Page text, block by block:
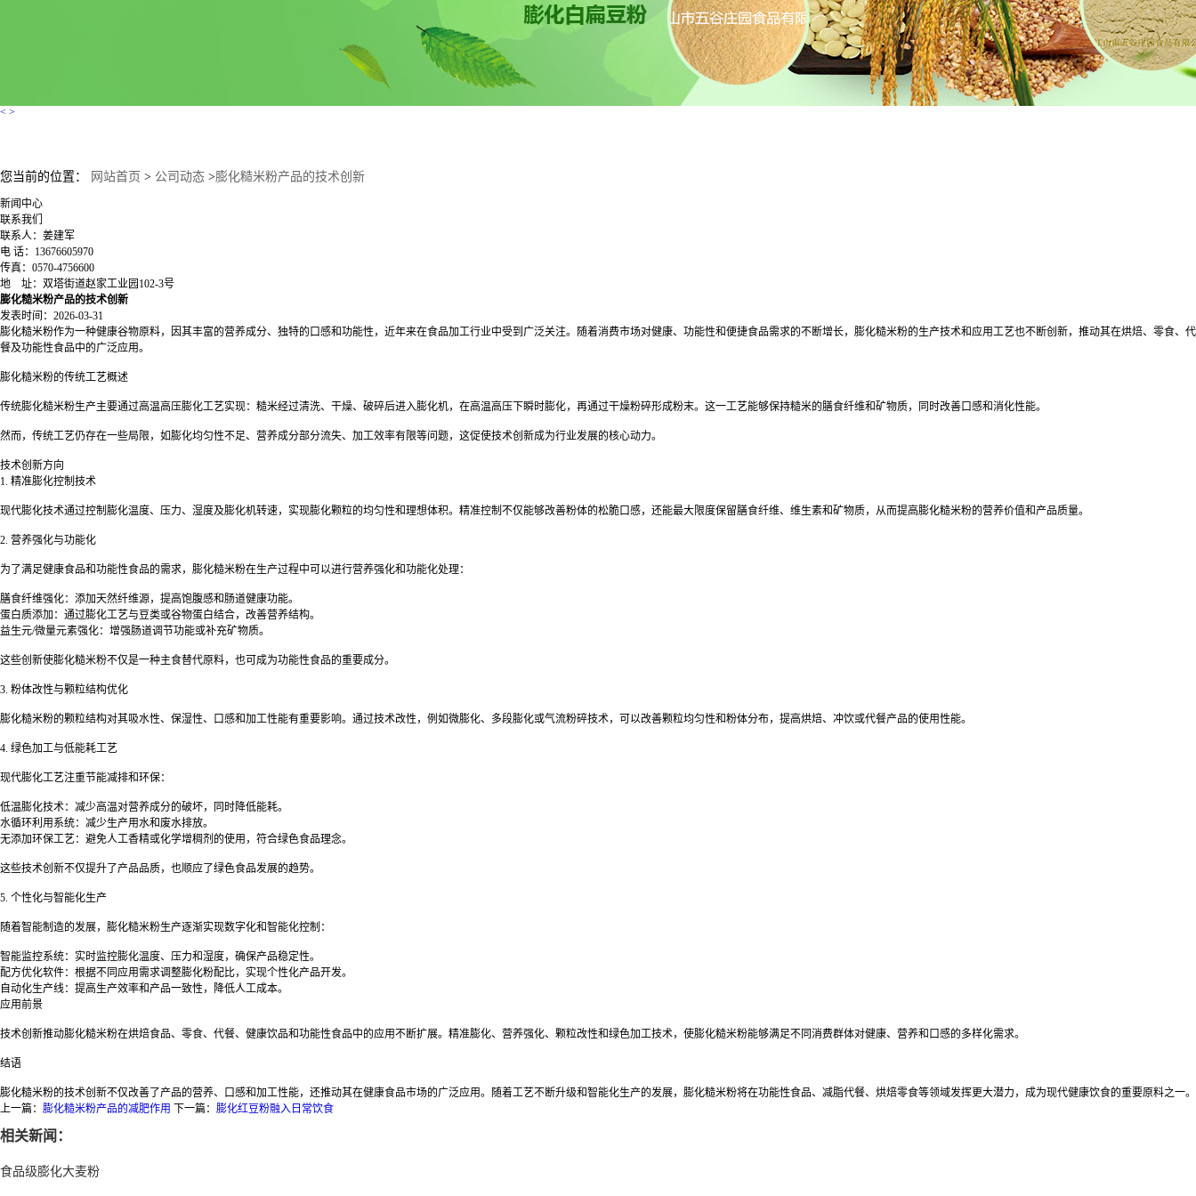
< >
您当前的位置： 网站首页 > 公司动态 >膨化糙米粉产品的技术创新
新闻中心
联系我们
联系人：姜建军
电 话：13676605970
传真：0570-4756600
地 址：双塔街道赵家工业园102-3号
膨化糙米粉产品的技术创新
发表时间：2026-03-31
膨化糙米粉作为一种健康谷物原料，因其丰富的营养成分、独特的口感和功能性，近年来在食品加工行业中受到广泛关注。随着消费市场对健康、功能性和便捷食品需求的不断增长，膨化糙米粉的生产技术和应用工艺也不断创新，推动其在烘焙、零食、代
餐及功能性食品中的广泛应用。
膨化糙米粉的传统工艺概述
传统膨化糙米粉生产主要通过高温高压膨化工艺实现：糙米经过清洗、干燥、破碎后进入膨化机，在高温高压下瞬时膨化，再通过干燥粉碎形成粉末。这一工艺能够保持糙米的膳食纤维和矿物质，同时改善口感和消化性能。
然而，传统工艺仍存在一些局限，如膨化均匀性不足、营养成分部分流失、加工效率有限等问题，这促使技术创新成为行业发展的核心动力。
技术创新方向
1. 精准膨化控制技术
现代膨化技术通过控制膨化温度、压力、湿度及膨化机转速，实现膨化颗粒的均匀性和理想体积。精准控制不仅能够改善粉体的松脆口感，还能最大限度保留膳食纤维、维生素和矿物质，从而提高膨化糙米粉的营养价值和产品质量。
2. 营养强化与功能化
为了满足健康食品和功能性食品的需求，膨化糙米粉在生产过程中可以进行营养强化和功能化处理：
膳食纤维强化：添加天然纤维源，提高饱腹感和肠道健康功能。
蛋白质添加：通过膨化工艺与豆类或谷物蛋白结合，改善营养结构。
益生元/微量元素强化：增强肠道调节功能或补充矿物质。
这些创新使膨化糙米粉不仅是一种主食替代原料，也可成为功能性食品的重要成分。
3. 粉体改性与颗粒结构优化
膨化糙米粉的颗粒结构对其吸水性、保湿性、口感和加工性能有重要影响。通过技术改性，例如微膨化、多段膨化或气流粉碎技术，可以改善颗粒均匀性和粉体分布，提高烘焙、冲饮或代餐产品的使用性能。
4. 绿色加工与低能耗工艺
现代膨化工艺注重节能减排和环保：
低温膨化技术：减少高温对营养成分的破坏，同时降低能耗。
水循环利用系统：减少生产用水和废水排放。
无添加环保工艺：避免人工香精或化学增稠剂的使用，符合绿色食品理念。
这些技术创新不仅提升了产品品质，也顺应了绿色食品发展的趋势。
5. 个性化与智能化生产
随着智能制造的发展，膨化糙米粉生产逐渐实现数字化和智能化控制：
智能监控系统：实时监控膨化温度、压力和湿度，确保产品稳定性。
配方优化软件：根据不同应用需求调整膨化粉配比，实现个性化产品开发。
自动化生产线：提高生产效率和产品一致性，降低人工成本。
应用前景
技术创新推动膨化糙米粉在烘焙食品、零食、代餐、健康饮品和功能性食品中的应用不断扩展。精准膨化、营养强化、颗粒改性和绿色加工技术，使膨化糙米粉能够满足不同消费群体对健康、营养和口感的多样化需求。
结语
膨化糙米粉的技术创新不仅改善了产品的营养、口感和加工性能，还推动其在健康食品市场的广泛应用。随着工艺不断升级和智能化生产的发展，膨化糙米粉将在功能性食品、减脂代餐、烘焙零食等领域发挥更大潜力，成为现代健康饮食的重要原料之一。
上一篇： 膨化糙米粉产品的减肥作用 下一篇： 膨化红豆粉融入日常饮食
相关新闻：
食品级膨化大麦粉